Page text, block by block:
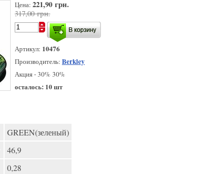
Цена: 221,90 грн.
317,00 грн.
Артикул: 10476
Производитель: Berkley
Акция - 30% 30%
осталось: 10 шт
GREEN(зеленый)
46,9
0,28